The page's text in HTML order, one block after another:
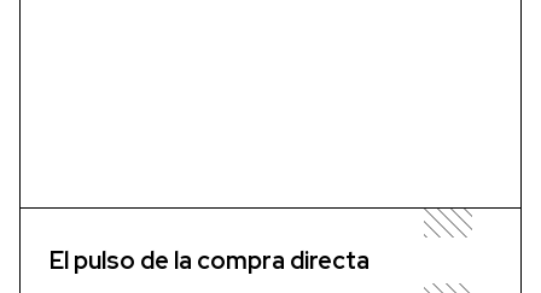
El pulso de la compra directa